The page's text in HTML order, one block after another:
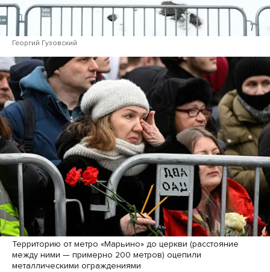
Георгий Гузовский
Территорию от метро «Марьино» до церкви (расстояние
между ними — примерно 200 метров) оцепили
металлическими ограждениями